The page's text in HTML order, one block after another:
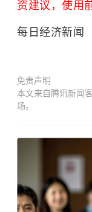
资建议，使用
每日经济新闻
免责声明
本文来自腾讯新闻
场。